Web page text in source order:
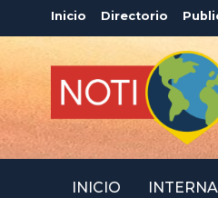
Inicio Directorio
INICIO